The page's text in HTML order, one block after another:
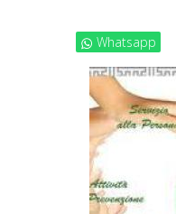
Whatsapp